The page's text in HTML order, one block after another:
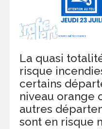
La quasi
risque
certains
niveau orange
autres
sont en risque